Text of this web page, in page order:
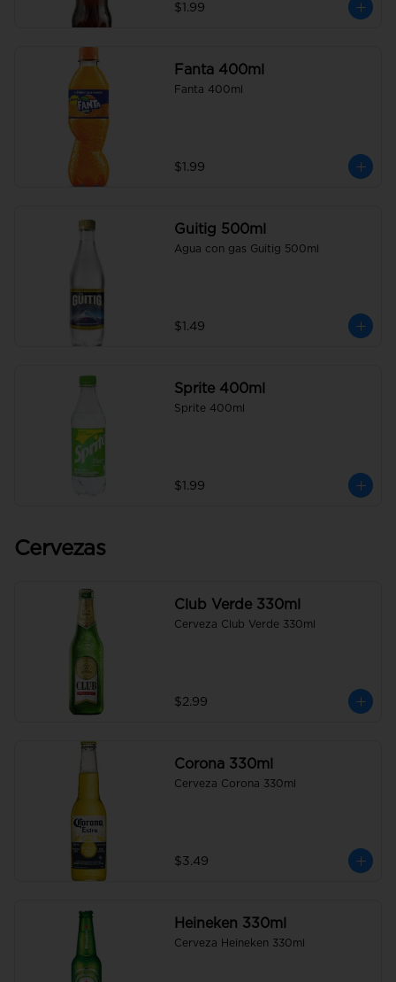
$1.99
Fanta 400ml
Fanta 400ml
$1.99
Guitig 500ml
Agua con gas Guitig 500ml
$1.49
Sprite 400ml
Sprite 400ml
$1.99
Cervezas
Club Verde 330ml
Cerveza Club Verde 330ml
$2.99
Corona 330ml
Cerveza Corona 330ml
$3.49
Heineken 330ml
Cerveza Heineken 330ml